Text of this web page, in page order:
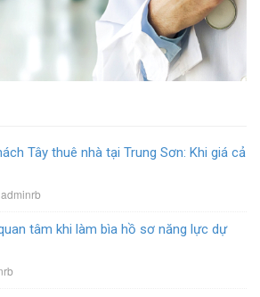
Tây thuê nhà tại Trung Sơn: Khi giá cả
adminrb
tâm khi làm bìa hồ sơ năng lực dự